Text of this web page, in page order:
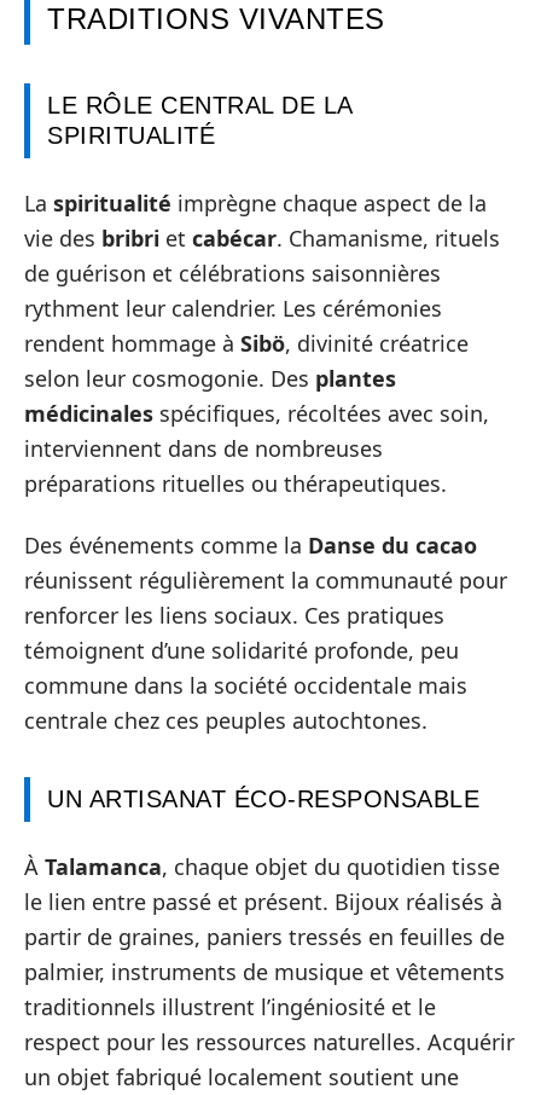
TRADITIONS VIVANTES
LE RÔLE CENTRAL DE LA
SPIRITUALITÉ
La spiritualité imprègne chaque aspect de la
vie des bribri et cabécar. Chamanisme, rituels
de guérison et célébrations saisonnières
rythment leur calendrier. Les cérémonies
rendent hommage à Sibö, divinité créatrice
selon leur cosmogonie. Des plantes
médicinales spécifiques, récoltées avec soin,
interviennent dans de nombreuses
préparations rituelles ou thérapeutiques.
Des événements comme la Danse du cacao
réunissent régulièrement la communauté pour
renforcer les liens sociaux. Ces pratiques
témoignent d’une solidarité profonde, peu
commune dans la société occidentale mais
centrale chez ces peuples autochtones.
UN ARTISANAT ÉCO-RESPONSABLE
À Talamanca, chaque objet du quotidien tisse
le lien entre passé et présent. Bijoux réalisés à
partir de graines, paniers tressés en feuilles de
palmier, instruments de musique et vêtements
traditionnels illustrent l’ingéniosité et le
respect pour les ressources naturelles. Acquérir
un objet fabriqué localement soutient une